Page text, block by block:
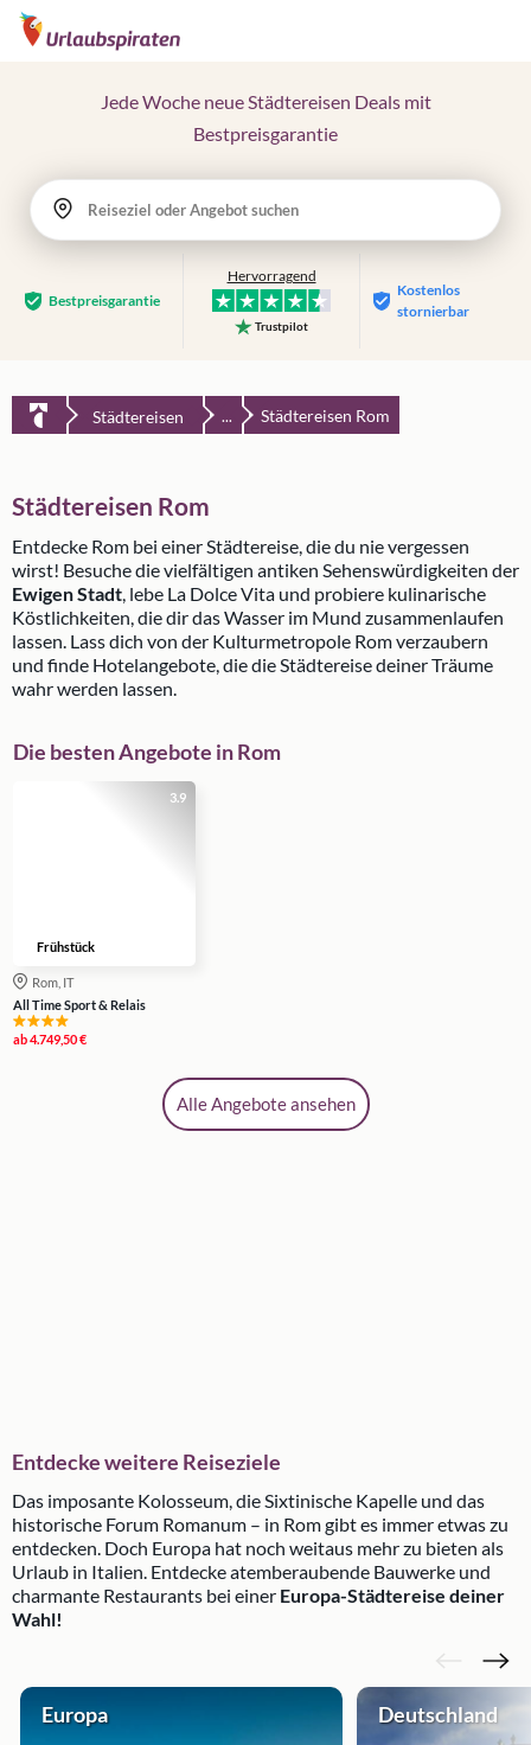
Jede Woche neue Städtereisen Deals mit
Bestpreisgarantie
Reiseziel oder Angebot suchen
Bestpreis­garantie
Hervorragend
Trustpilot
Kostenlos
stornierbar
Städtereisen ... Städtereisen Rom
Städtereisen Rom
Entdecke Rom bei einer Städtereise, die du nie vergessen
wirst! Besuche die vielfältigen antiken Sehenswürdigkeiten der
Ewigen Stadt, lebe La Dolce Vita und probiere kulinarische
Köstlichkeiten, die dir das Wasser im Mund zusammenlaufen
lassen. Lass dich von der Kulturmetropole Rom verzaubern
und finde Hotelangebote, die die Städtereise deiner Träume
wahr werden lassen.
Die besten Angebote in Rom
3.9
Frühstück
Rom, IT
All Time Sport & Relais
ab4.749,50 €
Alle Angebote ansehen
Entdecke weitere Reiseziele
Das imposante Kolosseum, die Sixtinische Kapelle und das
historische Forum Romanum – in Rom gibt es immer etwas zu
entdecken. Doch Europa hat noch weitaus mehr zu bieten als
Urlaub in Italien. Entdecke atemberaubende Bauwerke und
charmante Restaurants bei einer Europa-Städtereise deiner
Wahl!
Europa Deutschland